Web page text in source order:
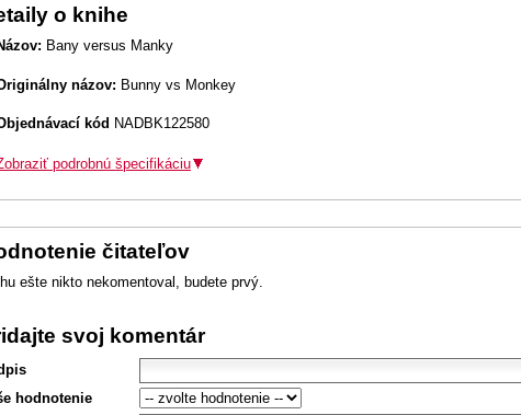
o knihe
Bany versus Manky
názov: Bunny vs Monkey
kód NADBK122580
podrobnú špecifikáciu
čitateľov
ešte nikto nekomentoval, budete prvý.
svoj komentár
hodnotenie